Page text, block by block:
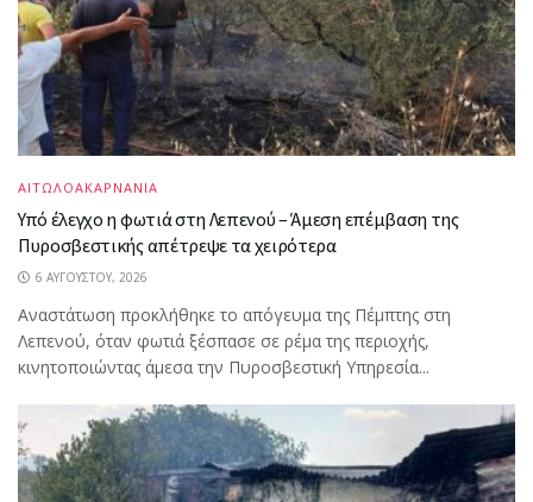
ΑΙΤΩΛΟΑΚΑΡΝΑΝΙΑ
Υπό έλεγχο η φωτιά στη Λεπενού – Άμεση επέμβαση της
Πυροσβεστικής απέτρεψε τα χειρότερα
6 ΑΥΓΟΎΣΤΟΥ, 2026
Αναστάτωση προκλήθηκε το απόγευμα της Πέμπτης στη
Λεπενού, όταν φωτιά ξέσπασε σε ρέμα της περιοχής,
κινητοποιώντας άμεσα την Πυροσβεστική Υπηρεσία...